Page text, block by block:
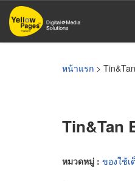
ข้าม
ไป
หน้าแรก >
Tin&Tan
หมวดหมู่ : ของใช้เ